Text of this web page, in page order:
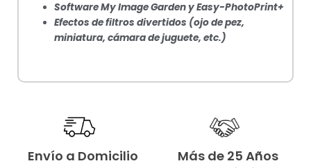
Software My Image Garden y Easy-PhotoPrint+
Efectos de filtros divertidos (ojo de pez,
miniatura, cámara de juguete, etc.)
Envío a Domicilio Más de 25 Años